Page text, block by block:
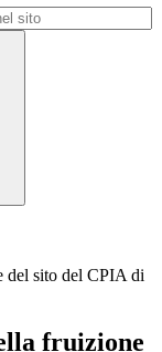
del sito del CPIA di
fruizione